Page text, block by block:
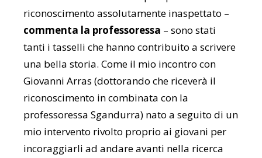
riconoscimento assolutamente inaspettato –
commenta la professoressa – sono stati
tanti i tasselli che hanno contribuito a scrivere
una bella storia. Come il mio incontro con
Giovanni Arras (dottorando che riceverà il
riconoscimento in combinata con la
professoressa Sgandurra) nato a seguito di un
mio intervento rivolto proprio ai giovani per
incoraggiarli ad andare avanti nella ricerca